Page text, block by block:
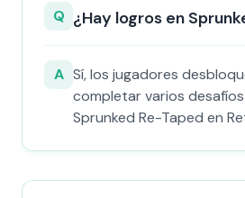
Q ¿Hay logros en
A Sí, los jugadores
completar varios
Sprunked Re-Taped en